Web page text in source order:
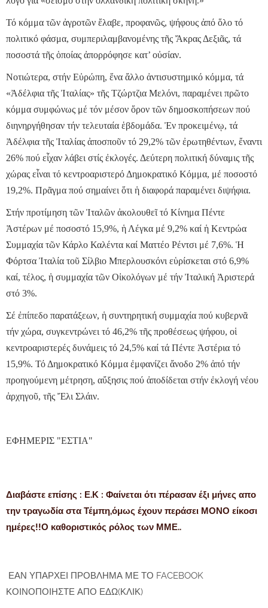
Τό κόμμα τῶν ἀγροτῶν ἔλαβε, προφανῶς, ψήφους ἀπό ὅλο τό
πολιτικό φάσμα, συμπεριλαμβανομένης τῆς Ἄκρας Δεξιᾶς, τά
ποσοστά τῆς ὁποίας ἀπορρόφησε κατ’ οὐσίαν.
Νοτιώτερα, στήν Εὐρώπη, ἕνα ἄλλο ἀντισυστημικό κόμμα, τά
«Ἀδέλφια τῆς Ἰταλίας» τῆς Τζώρτζια Μελόνι, παραμένει πρῶτο
κόμμα συμφώνως μέ τόν μέσον ὅρον τῶν δημοσκοπήσεων πού
διηνηργήθησαν τήν τελευταία ἑβδομάδα. Ἐν προκειμένῳ, τά
Ἀδέλφια τῆς Ἰταλίας ἀποσποῦν τό 29,2% τῶν ἐρωτηθέντων, ἔναντι
26% πού εἶχαν λάβει στίς ἐκλογές. Δεύτερη πολιτική δύναμις τῆς
χώρας εἶναι τό κεντροαριστερό Δημοκρατικό Κόμμα, μέ ποσοστό
19,2%. Πρᾶγμα πού σημαίνει ὅτι ἡ διαφορά παραμένει διψήφια.
Στήν προτίμηση τῶν Ἰταλῶν ἀκολουθεῖ τό Κίνημα Πέντε
Ἀστέρων μέ ποσοστό 15,9%, ἡ Λέγκα μέ 9,2% καί ἡ Κεντρώα
Συμμαχία τῶν Κάρλο Καλέντα καί Ματτέο Ρέντσι μέ 7,6%. Ἡ
Φόρτσα Ἰταλία τοῦ Σίλβιο Μπερλουσκόνι εὑρίσκεται στό 6,9%
καί, τέλος, ἡ συμμαχία τῶν Οἰκολόγων μέ τήν Ἰταλική Ἀριστερά
στό 3%.
Σέ ἐπίπεδο παρατάξεων, ἡ συντηρητική συμμαχία πού κυβερνᾶ
τήν χώρα, συγκεντρώνει τό 46,2% τῆς προθέσεως ψήφου, οἱ
κεντροαριστερές δυνάμεις τό 24,5% καί τά Πέντε Ἀστέρια τό
15,9%. Τό Δημοκρατικό Κόμμα ἐμφανίζει ἄνοδο 2% ἀπό τήν
προηγούμενη μέτρηση, αὔξησις πού ἀποδίδεται στήν ἐκλογή νέου
ἀρχηγοῦ, τῆς Ἔλι Σλάιν.
ΕΦΗΜΕΡΙΣ "ΕΣΤΙΑ"
Διαβάστε επίσης : Ε.Κ : Φαίνεται ότι πέρασαν έξι μήνες απο
την τραγωδία στα Τέμπη,όμως έχουν περάσει ΜΟΝΟ είκοσι
ημέρες!!Ο καθοριστικός ρόλος των ΜΜΕ..
ΕΑΝ ΥΠΑΡΧΕΙ ΠΡΟΒΛΗΜΑ ΜΕ ΤΟ FACEBOOK
ΚΟΙΝΟΠΟΙΗΣΤΕ ΑΠΟ ΕΔΩ(ΚΛΙΚ)